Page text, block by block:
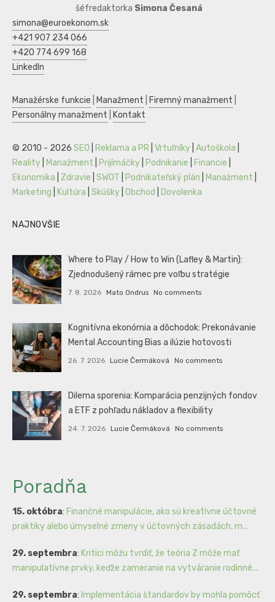
šéfredaktorka Simona Česaná
simona@euroekonom.sk
+421 907 234 066
+420 774 699 168
LinkedIn
Manažérske funkcie Manažment Firemný manažment
Personálny manažment
Kontakt
© 2010 - 2026 SEO Reklama a PR Vrtuľníky Autoškola
Reality
Manažment Prijímáčky Podnikanie Financie
Ekonomika
Zdravie SWOT Podnikateľský plán Manažment
Marketing
Kultúra Skúšky Obchod Dovolenka
NAJNOVŠIE
Where to Play / How to Win (Lafley & Martin):
Zjednodušený rámec pre voľbu stratégie
7. 8. 2026 Mato Ondrus No comments
Kognitívna ekonómia a dôchodok: Prekonávanie
Mental Accounting Bias a ilúzie hotovosti
26. 7. 2026 Lucie Čermáková No comments
Dilema sporenia: Komparácia penzijných fondov
a ETF z pohľadu nákladov a flexibility
24. 7. 2026 Lucie Čermáková No comments
Poradňa
15. októbra: Finančné manipulácie, ako sú kreatívne účtovné
praktiky alebo úmyselné zmeny v účtovných zásadách, m...
29. septembra: Kritici môžu tvrdiť, že teória Z môže mať
manipulatívne prvky, keďže zameranie na vytváranie rodinné...
29. septembra: Implementácia štandardov by mohla pomôcť